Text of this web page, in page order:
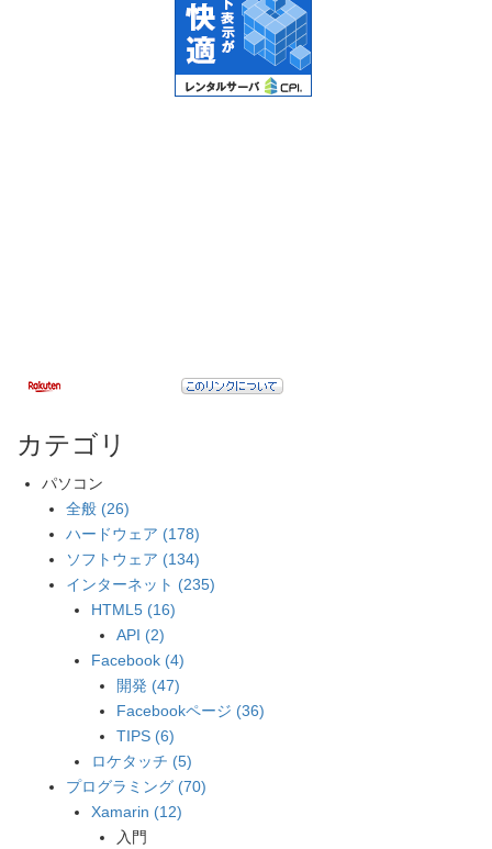
カテゴリ
パソコン
全般 (26)
ハードウェア (178)
ソフトウェア (134)
インターネット (235)
HTML5 (16)
API (2)
Facebook (4)
開発 (47)
Facebookページ (36)
TIPS (6)
ロケタッチ (5)
プログラミング (70)
Xamarin (12)
入門